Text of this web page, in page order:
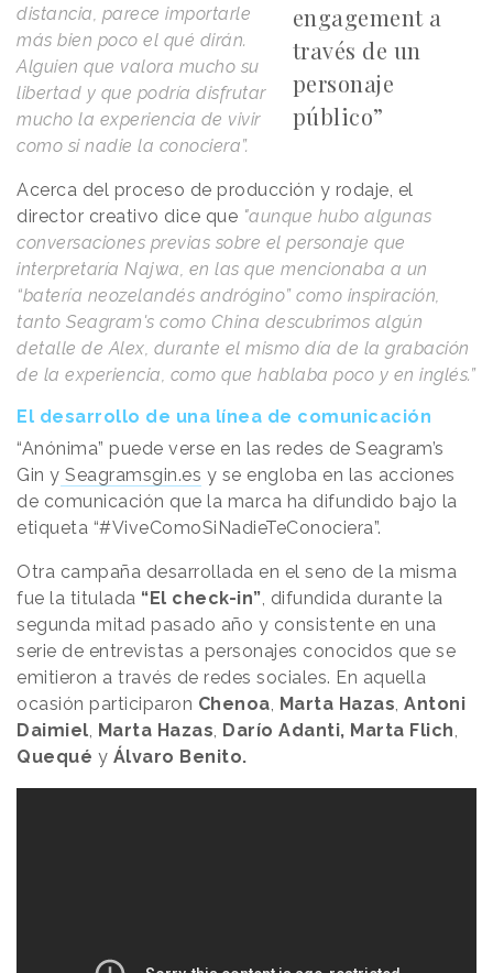
engagement a
través de un
personaje
público”
distancia, parece importarle
más bien poco el qué dirán.
Alguien que valora mucho su
libertad y que podría disfrutar
mucho la experiencia de vivir
como si nadie la conociera”.
Acerca del proceso de producción y rodaje, el
director creativo dice que "aunque hubo algunas
conversaciones previas sobre el personaje que
interpretaría Najwa, en las que mencionaba a un
“batería neozelandés andrógino” como inspiración,
tanto Seagram's como China descubrimos algún
detalle de Alex, durante el mismo día de la grabación
de la experiencia, como que hablaba poco y en inglés.”
El desarrollo de una línea de comunicación
“Anónima” puede verse en las redes de Seagram’s
Gin y Seagramsgin.es y se engloba en las acciones
de comunicación que la marca ha difundido bajo la
etiqueta “#ViveComoSiNadieTeConociera”.
Otra campaña desarrollada en el seno de la misma
fue la titulada “El check-in”, difundida durante la
segunda mitad pasado año y consistente en una
serie de entrevistas a personajes conocidos que se
emitieron a través de redes sociales. En aquella
ocasión participaron Chenoa, Marta Hazas, Antoni
Daimiel, Marta Hazas, Darío Adanti, Marta Flich,
Quequé y Álvaro Benito.